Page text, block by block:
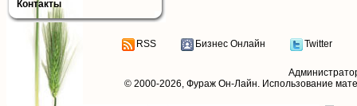
Контакты
RSS Бизнес Онлайн Twitter
© 2000-2026, Фураж Он-Лайн. Использование